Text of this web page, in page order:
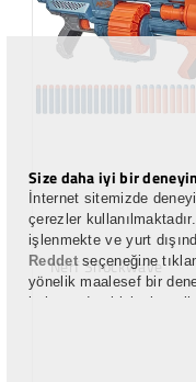
Nerf Shockwave
Size daha iyi bir
İnternet sitemizde
çerezler
işlenmekte ve yurt
Reddetseçeneğine
yönelik maalesef bir
bakımından kişisel